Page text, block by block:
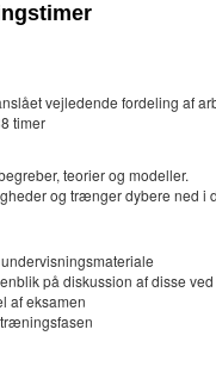
vejledende fordeling af
timer
teorier og modeller.
og trænger dybere ned i
på diskussion af disse
af eksamen